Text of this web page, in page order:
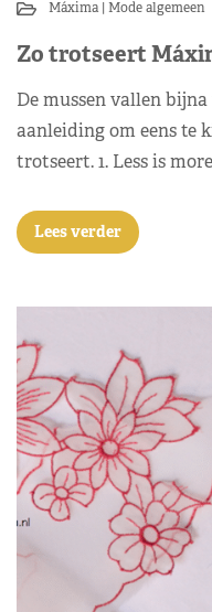
Máxima Mode algemeen
Zo trotseert
De mussen vallen
aanleiding om eens te
trotseert. 1. Less is
Lees verder